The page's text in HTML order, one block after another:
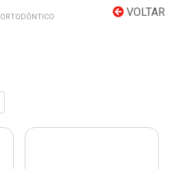
VOLTAR
ORTODÔNTICO